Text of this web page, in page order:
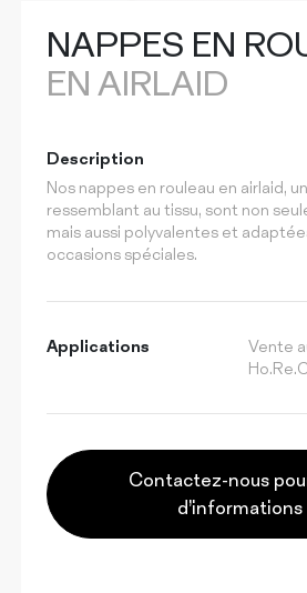
NAPPES EN
EN AIRLAID
Description
Nos nappes en rouleau en airlaid,
ressemblant au tissu, sont non
mais aussi polyvalentes et
occasions spéciales.
Applications
Vente
Contactez-nous
d’informations